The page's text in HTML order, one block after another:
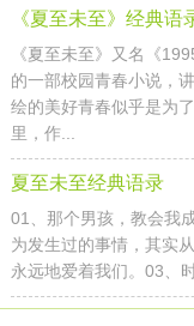
《夏至未至》经典语
《夏至未至》又名《
的一部校园青春小说，
绘的美好青春似乎是为
里，作...
夏至未至经典语录
01、那个男孩，教会我
为发生过的事情，其实
永远地爱着我们。03、时